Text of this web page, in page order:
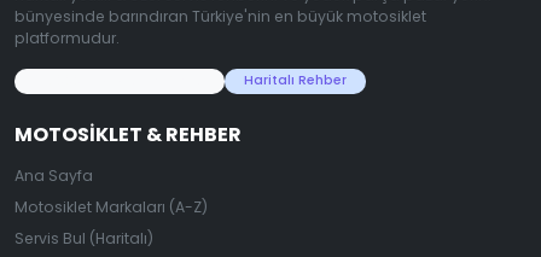
bünyesinde barındıran Türkiye'nin en büyük motosiklet
platformudur.
Haritalı Rehber
MOTOSIKLET & REHBER
Ana Sayfa
Motosiklet Markaları (A-Z)
Servis Bul (Haritalı)